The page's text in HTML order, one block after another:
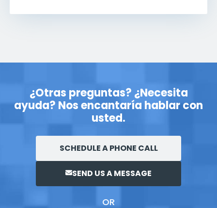
¿Otras preguntas? ¿Necesita
ayuda? Nos encantaría hablar con
usted.
SCHEDULE A PHONE CALL
SEND US A MESSAGE
OR